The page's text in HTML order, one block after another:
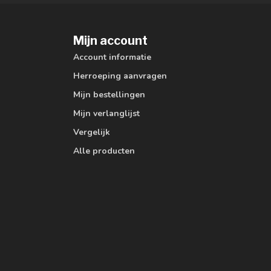
Mijn account
Account informatie
Herroeping aanvragen
Mijn bestellingen
Mijn verlanglijst
Vergelijk
Alle producten